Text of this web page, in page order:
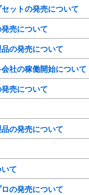
ットの発売について
売について
の発売について
社の稼働開始について
売について
の発売について
て
の発売について